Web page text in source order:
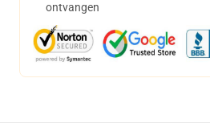
ontvangen